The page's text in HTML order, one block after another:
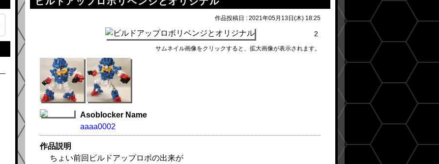
作品投稿日 : 2021年05月13日(木) 18:25
2
サムネイル画像をクリックすると、拡大画像が表示されます。
Asoblocker Name
aaaa0002
作品説明
ちょい前回ビルドアップロボの出来が